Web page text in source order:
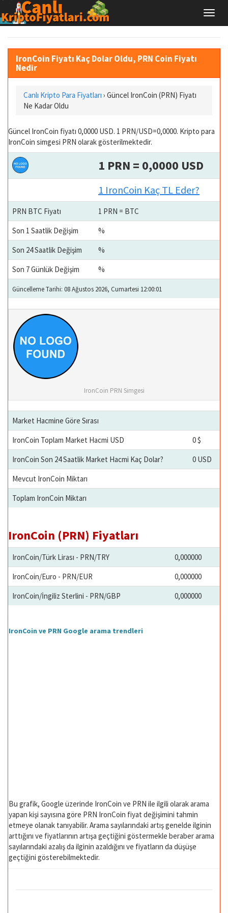
IronCoin Fiyatı Kaç Dolar Oldu, PRN Coin Fiyatı
Nedir
Canlı Kripto Para Fiyatları › Güncel IronCoin (PRN) Fiyatı
Ne Kadar Oldu
Güncel IronCoin fiyatı 0,0000 USD. 1 PRN/USD=0,0000. Kripto para
IronCoin simgesi PRN olarak gösterilmektedir.
1 PRN = 0,0000 USD
1 IronCoin Kaç TL Eder?
PRN BTC Fiyatı
1 PRN = BTC
Son 1 Saatlik Değişim
%
Son 24 Saatlik Değişim
%
Son 7 Günlük Değişim
%
Güncelleme Tarihi: 08 Ağustos 2026, Cumartesi 12:00:01
IronCoin PRN Simgesi
Market Hacmine Göre Sırası
IronCoin Toplam Market Hacmi USD
0 $
IronCoin Son 24 Saatlik Market Hacmi Kaç Dolar?
0 USD
Mevcut IronCoin Miktarı
Toplam IronCoin Miktarı
IronCoin (PRN) Fiyatları
IronCoin/Türk Lirası - PRN/TRY
0,000000
IronCoin/Euro - PRN/EUR
0,000000
IronCoin/İngiliz Sterlini - PRN/GBP
0,000000
IronCoin ve PRN Google arama trendleri
Bu grafik, Google üzerinde IronCoin ve PRN ile ilgili olarak arama
yapan kişi sayısına göre PRN IronCoin fiyat değişimini tahmin
etmeye olanak tanıyabilir. Arama sayılarındaki artış genelde ilginin
arttığını ve fiyatlarının artışa geçtiğini göstermekle beraber arama
sayılarındaki azalış da ilginin azaldığını ve fiyatların da düşüşe
geçtiğini gösterebilmektedir.